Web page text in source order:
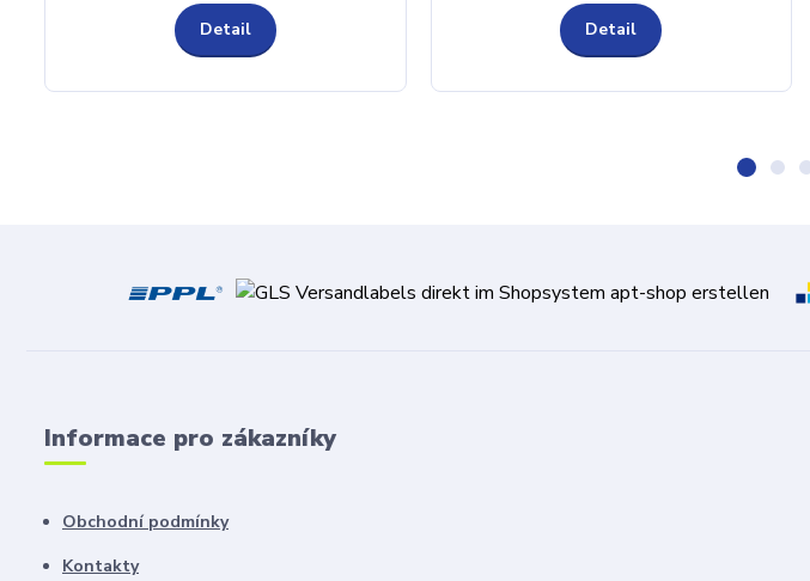
Detail Detail
Informace pro zákazníky
Obchodní podmínky
Kontakty